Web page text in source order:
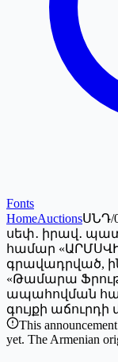
Fonts
HomeAuctionsՍՆԴ/
սեփ․ իրավ․
համար
գրավադրված,
«Թամարա
ապահովման
գույքի աճուրդի
This
yet. The Armenian